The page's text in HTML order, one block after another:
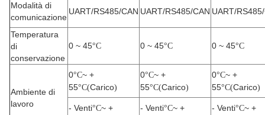
Modalità di
comunicazione
UART/RS485/CAN UART/RS485/CAN UART/
Temperatura
di
conservazione
0 ~ 45°C 0 ~ 45°C 0 ~ 45°C
Ambiente di
lavoro
0°C~ +
55°C(Carico)
0°C~ +
55°C(Carico)
0°C~ +
55°C(Carico)
- Venti°C~ +
- Venti°C~ +
- Venti°C~ +